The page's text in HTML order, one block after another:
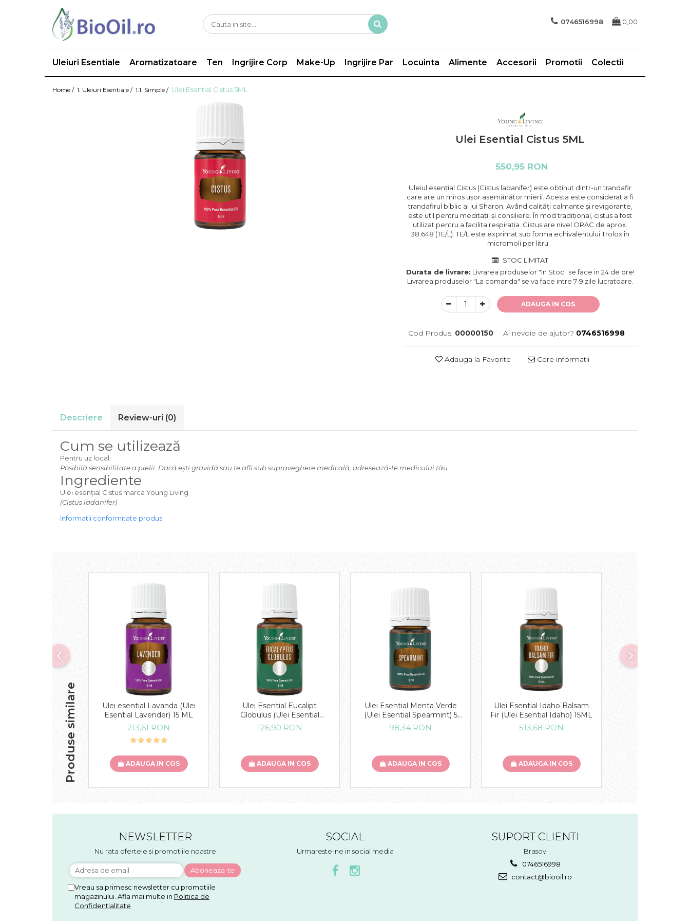
0746516998 0,00
Uleiuri Esentiale Aromatizatoare Ten Ingrijire Corp Make-Up Ingrijire Par Locuinta Alimente Accesorii Promotii Colectii
Home / 1. Uleiuri Esentiale / 1.1. Simple / Ulei Esential Cistus 5ML
Ulei Esential Cistus 5ML
550,95 RON
Uleiul esențial Cistus (Cistus ladanifer) este obținut dintr-un trandafir
care are un miros ușor asemănător mierii. Acesta este considerat a fi
trandafirul biblic al lui Sharon. Având calități calmante și revigorante,
este util pentru meditații și consiliere. În mod tradițional, cistus a fost
utilizat pentru a facilita respirația. Cistus are nivel ORAC de aprox.
38.648 (TE/L). TE/L este exprimat sub forma echivalentului Trolox în
micromoli per litru.
STOC LIMITAT
Durata de livrare: Livrarea produselor "In Stoc" se face in 24 de ore!
Livrarea produselor "La comanda" se va face intre 7-9 zile lucratoare.
ADAUGA IN COS
Cod Produs: 00000150 Ai nevoie de ajutor? 0746516998
Adauga la Favorite Cere informatii
Descriere Review-uri (0)
Cum se utilizează
Pentru uz local.
Posibilă sensibilitate a pielii. Dacă ești gravidă sau te afli sub supraveghere medicală, adresează-te medicului tău.
Ingrediente
Ulei esențial Cistus marca Young Living
(Cistus ladanifer)
Informatii conformitate produs
Produse similare
Ulei esential Lavanda (Ulei
Esential Lavender) 15 ML
213,61 RON
ADAUGA IN COS
Ulei Esential Eucalipt
Globulus (Ulei Esential
Eucalyptus Globulus) 15 ML
126,90 RON
ADAUGA IN COS
Ulei Esential Menta Verde
(Ulei Esential Spearmint) 5
ML
98,34 RON
ADAUGA IN COS
Ulei Esential Idaho Balsam
Fir (Ulei Esential Idaho) 15ML
513,68 RON
ADAUGA IN COS
NEWSLETTER
Nu rata ofertele si promotiile noastre
Vreau sa primesc newsletter cu promotiile
magazinului. Afla mai multe in Politica de
Confidentialitate
SOCIAL
Urmareste-ne in social media
SUPORT CLIENTI
Brasov
0746516998
contact@biooil.ro